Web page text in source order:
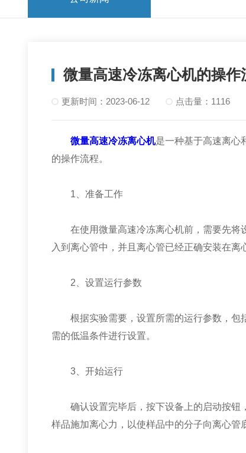
微量高速冷冻离心机的操作
更新时间：2023-06-12 点击量：1116
微量高速冷冻离心机是一种基于高速离心
的操作流程。
1、准备工作
在使用微量高速冷冻离心机前，需要先将设
入到离心管中，并且离心管已经正确安装在离
2、设置运行参数
根据实验需要，设置所需的运行参数，包括
需的低温条件进行设置。
3、开始运行
确认设置完毕后，按下设备上的启动按钮，
样品施加离心力，以使样品中的分子向离心管